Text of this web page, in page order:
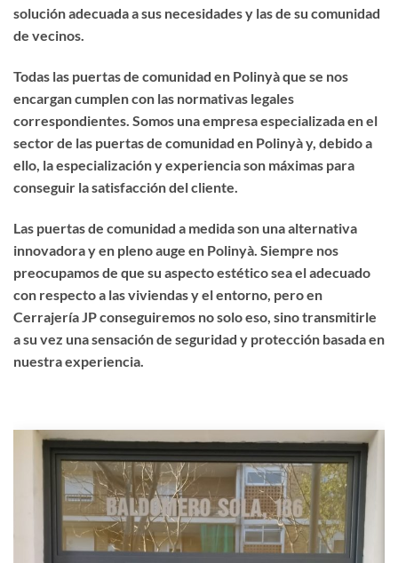
solución adecuada a sus necesidades y las de su comunidad
de vecinos.
Todas las puertas de comunidad en Polinyà que se nos
encargan cumplen con las normativas legales
correspondientes. Somos una empresa especializada en el
sector de las puertas de comunidad en Polinyà y, debido a
ello, la especialización y experiencia son máximas para
conseguir la satisfacción del cliente.
Las puertas de comunidad a medida son una alternativa
innovadora y en pleno auge en Polinyà. Siempre nos
preocupamos de que su aspecto estético sea el adecuado
con respecto a las viviendas y el entorno, pero en
Cerrajería JP conseguiremos no solo eso, sino transmitirle
a su vez una sensación de seguridad y protección basada en
nuestra experiencia.